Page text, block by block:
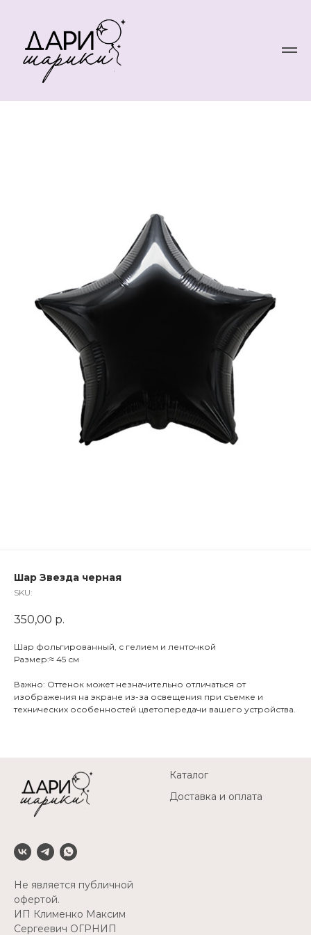
Шар Звезда черная
SKU:
350,00 р.
Шар фольгированный, с гелием и ленточкой
Размер:≈ 45 см
Важно: Оттенок может незначительно отличаться от
изображения на экране из-за освещения при съемке и
технических особенностей цветопередачи вашего устройства.
Не является публичной
офертой.
ИП Клименко Максим
Сергеевич ОГРНИП
Каталог
Доставка и оплата